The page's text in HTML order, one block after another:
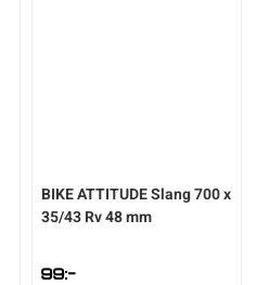
BIKE ATTITUDESlang 700 x
35/43 Rv 48 mm
99:-